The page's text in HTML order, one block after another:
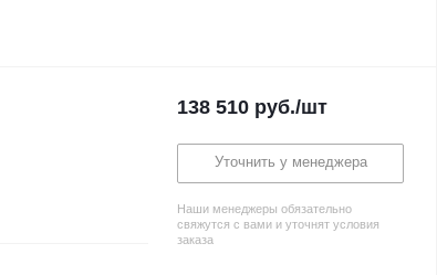
138 510 руб./шт
Уточнить у менеджера
Наши менеджеры обязательно
свяжутся с вами и уточнят условия
заказа